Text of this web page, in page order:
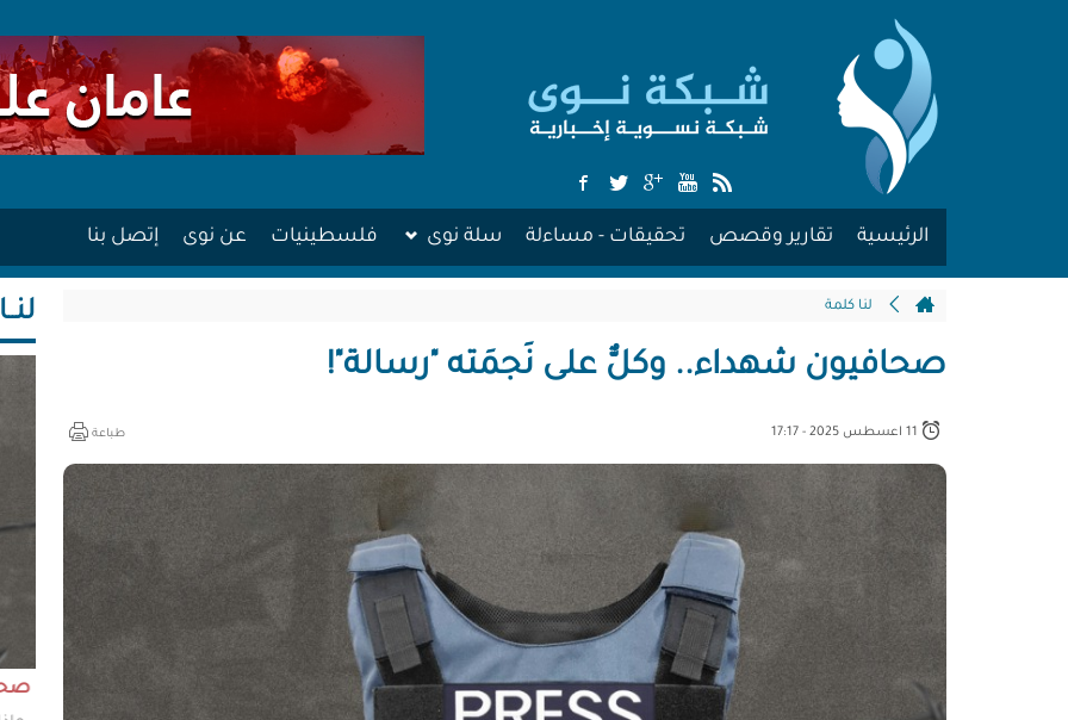
الرئيسية تقارير وقصص تحقيقات - مساءلة سلة نوى فلسطينيات عن نوى إتصل بنا
لنا كلمة
صحافيون شهداء.. وكلٌّ على نَجمَته "رسالة"!
طباعة
مش وقته!!